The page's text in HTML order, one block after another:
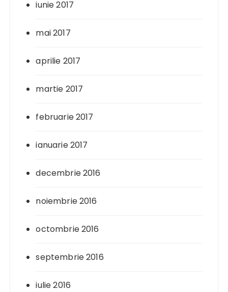
iunie 2017
mai 2017
aprilie 2017
martie 2017
februarie 2017
ianuarie 2017
decembrie 2016
noiembrie 2016
octombrie 2016
septembrie 2016
iulie 2016